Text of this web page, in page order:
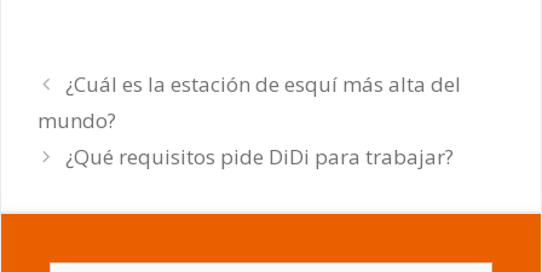
¿Cuál es la estación de esquí más alta del
mundo?
¿Qué requisitos pide DiDi para trabajar?